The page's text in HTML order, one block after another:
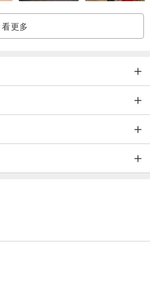
遭竊或損壞，恕不承擔任何責任。
或取消。
、與想像不同）、或已使用過的商
修或退換貨服務。
繫。
看更多